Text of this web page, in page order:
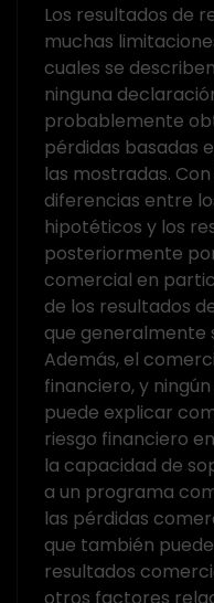
Los resultados de
muchas
cuales se
ninguna
probablemente
pérdidas basadas
las mostradas.
diferencias entre
hipotéticos y los
posteriormente
comercial en
de los resultados
que
Además, el
financiero, y
puede explicar
riesgo financiero
la capacidad de
a un programa
las pérdidas
que también
resultados
otros factores